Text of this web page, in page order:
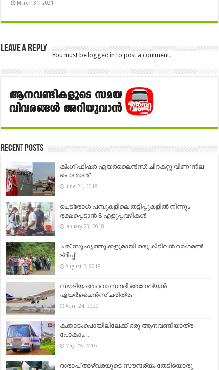
March 31, 2021
Leave a Reply
You must be logged in to post a comment.
Recent Posts
കിംഗ് ഫിഷര്‍ എയര്‍ലൈന്‍സ്: ചിറകറ്റു വീണ ‘നീല
പൊന്മാന്‍”
June 21, 2018
പെട്രോള്‍ പമ്പുകളിലെ തട്ടിപ്പുകളില്‍ നിന്നും
രക്ഷപ്പെടാന്‍ 8 എളുപ്പവഴികള്‍
January 23, 2018
ചങ്ക് സുഹൃത്തുക്കളുമായി ഒരു കിടിലൻ വാഗമൺ
ട്രിപ്പ്…
August 2, 2018
സൗദിയ അഥവാ സൗദി അറേബ്യൻ
എയർലൈൻസ് ചരിത്രം
April 24, 2020
കക്കാടംപൊയിലിലേക്ക് ഒരു ആനവണ്ടിയാത്ര
പോകാം…
May 29, 2016
ദാരാപ് താഴ്‌വരയുടെ സൗന്ദര്യം തേടിയൊരു